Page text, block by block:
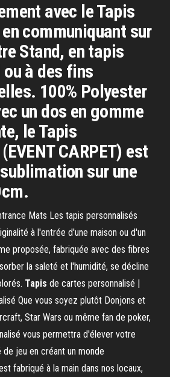
avec le Tapis
communiquant sur
Stand, en tapis
à des fins
100% Polyester
un dos en gomme
le Tapis
CARPET) est
sur une
Mats Les tapis personnalisés
à l'entrée d'une maison ou d'un
proposée, fabriquée avec des fibres
la saleté et l'humidité, se décline
Tapis de cartes personnalisé |
Que vous soyez plutôt Donjons et
Star Wars ou même fan de poker,
vous permettra d'élever votre
jeu en créant un monde
fabriqué à la main dans nos locaux,